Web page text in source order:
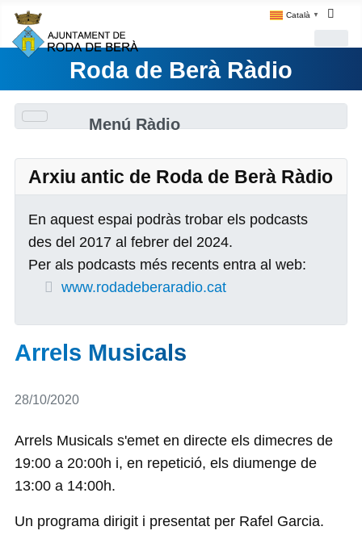
Català ▼
Roda de Berà Ràdio
Menú Ràdio
Arxiu antic de Roda de Berà Ràdio
En aquest espai podràs trobar els podcasts
des del 2017 al febrer del 2024.
Per als podcasts més recents entra al web:
www.rodadeberaradio.cat
Arrels Musicals
Detalls
28/10/2020
Arrels Musicals s'emet en directe els dimecres de
19:00 a 20:00h i, en repetició, els diumenge de
13:00 a 14:00h.
Un programa dirigit i presentat per Rafel Garcia.